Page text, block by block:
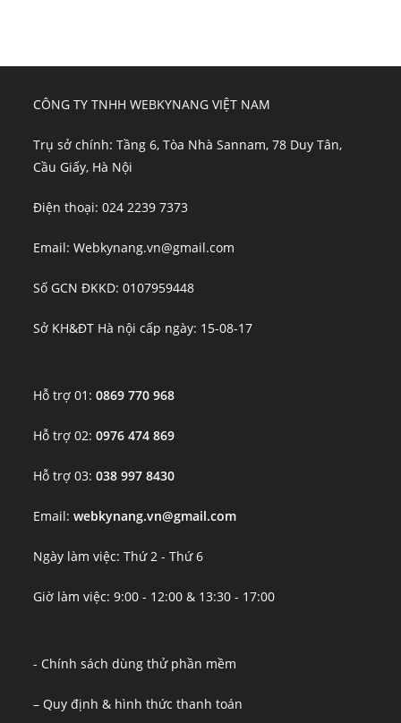
CÔNG TY TNHH WEBKYNANG VIỆT NAM
Trụ sở chính: Tầng 6, Tòa Nhà Sannam, 78 Duy Tân,
Cầu Giấy, Hà Nội
Điện thoại: 024 2239 7373
Email: Webkynang.vn@gmail.com
Số GCN ĐKKD: 0107959448
Sở KH&ĐT Hà nội cấp ngày: 15-08-17
Hỗ trợ 01:0869 770 968
Hỗ trợ 02:0976 474 869
Hỗ trợ 03:038 997 8430
Email:webkynang.vn@gmail.com
Ngày làm việc: Thứ 2 - Thứ 6
Giờ làm việc: 9:00 - 12:00 & 13:30 - 17:00
- Chính sách dùng thử phần mềm
– Quy định & hình thức thanh toán